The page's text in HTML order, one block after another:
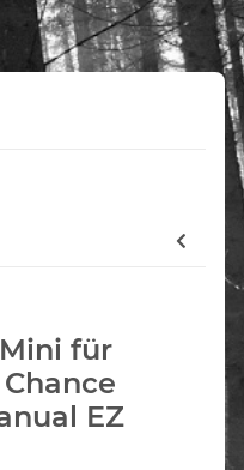
für
EZ